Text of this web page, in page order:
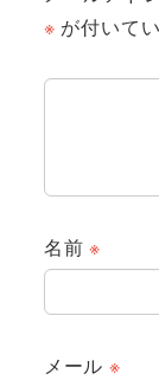
※ が付いて
名前※
メール ※